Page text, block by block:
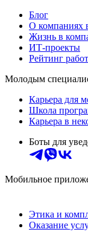
Блог
О компаниях
Жизнь в
ИТ-проекты
Рейтинг
Молодым
Карьера для
Школа
Карьера в
Боты для
Мобильное
Этика и
Оказание